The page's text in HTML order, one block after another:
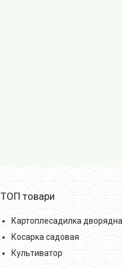
ТОП товари
Картоплесадилка дворядна
Косарка садовая
Культиватор